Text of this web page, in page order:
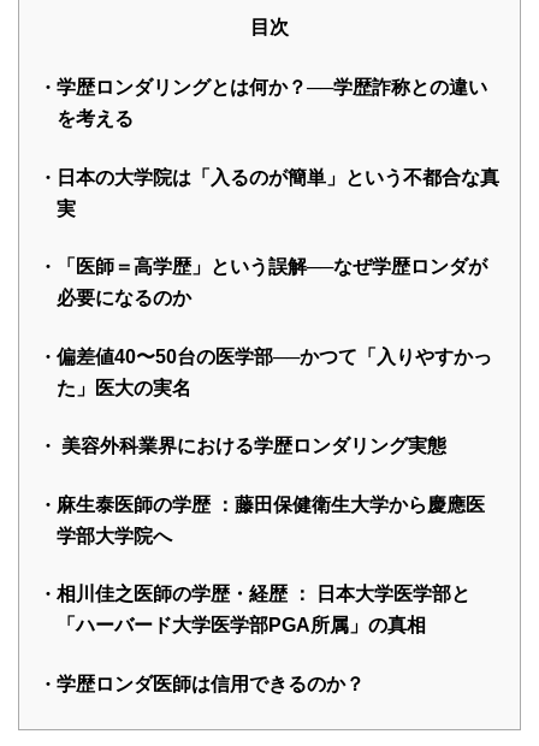
目次
学歴ロンダリングとは何か？──学歴詐称との違い
を考える
日本の大学院は「入るのが簡単」という不都合な真
実
「医師＝高学歴」という誤解──なぜ学歴ロンダが
必要になるのか
偏差値40〜50台の医学部──かつて「入りやすかっ
た」医大の実名
美容外科業界における学歴ロンダリング実態
麻生泰医師の学歴 ：藤田保健衛生大学から慶應医
学部大学院へ
相川佳之医師の学歴・経歴 ： 日本大学医学部と
「ハーバード大学医学部PGA所属」の真相
学歴ロンダ医師は信用できるのか？